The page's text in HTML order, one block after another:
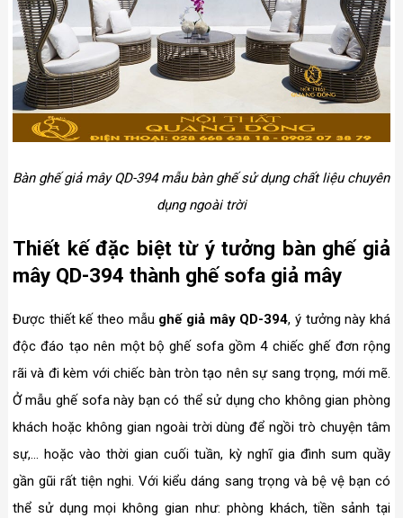
Bàn ghế giả mây QD-394 mẫu bàn ghế sử dụng chất liệu chuyên
dụng ngoài trời
Thiết kế đặc biệt từ ý tưởng bàn ghế giả
mây QD-394 thành ghế sofa giả mây
Được thiết kế theo mẫu ghế giả mây QD-394, ý tưởng này khá
độc đáo tạo nên một bộ ghế sofa gồm 4 chiếc ghế đơn rộng
rãi và đi kèm với chiếc bàn tròn tạo nên sự sang trọng, mới mẽ.
Ở mẫu ghế sofa này bạn có thể sử dụng cho không gian phòng
khách hoặc không gian ngoài trời dùng để ngồi trò chuyện tâm
sự,... hoặc vào thời gian cuối tuần, kỳ nghĩ gia đình sum quầy
gần gũi rất tiện nghi. Với kiểu dáng sang trọng và bệ vệ bạn có
thể sử dụng mọi không gian như: phòng khách, tiền sảnh tại